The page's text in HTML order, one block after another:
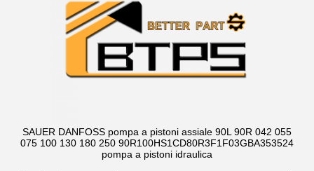
SAUER DANFOSS pompa a pistoni assiale 90L 90R 042 055
075 100 130 180 250 90R100HS1CD80R3F1F03GBA353524
pompa a pistoni idraulica